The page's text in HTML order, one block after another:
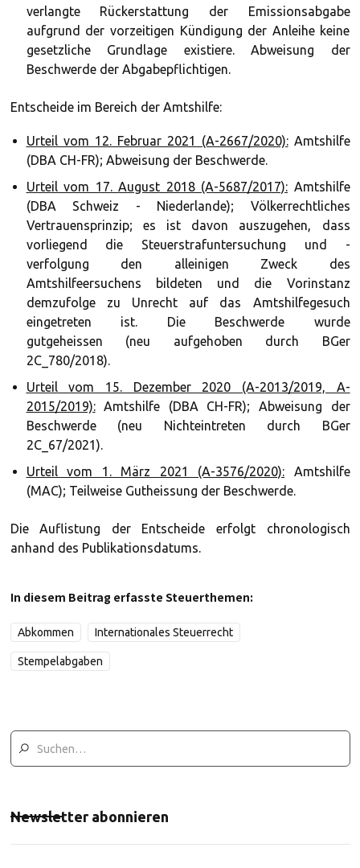
verlangte Rückerstattung der Emissionsabgabe
aufgrund der vorzeitigen Kündigung der Anleihe keine
gesetzliche Grundlage existiere. Abweisung der
Beschwerde der Abgabepflichtigen.
Entscheide im Bereich der Amtshilfe:
Urteil vom 12. Februar 2021 (A-2667/2020):Amtshilfe
(DBA CH-FR); Abweisung der Beschwerde.
Urteil vom 17. August 2018 (A-5687/2017): Amtshilfe
(DBA Schweiz - Niederlande); Völkerrechtliches
Vertrauensprinzip; es ist davon auszugehen, dass
vorliegend die Steuerstrafuntersuchung und -
verfolgung den alleinigen Zweck des
Amtshilfeersuchens bildeten und die Vorinstanz
demzufolge zu Unrecht auf das Amtshilfegesuch
eingetreten ist. Die Beschwerde wurde
gutgeheissen (neu aufgehoben durch BGer
2C_780/2018).
Urteil vom 15. Dezember 2020 (A-2013/2019, A-
2015/2019):Amtshilfe (DBA CH-FR); Abweisung der
Beschwerde (neu Nichteintreten durch BGer
2C_67/2021).
Urteil vom 1. März 2021 (A-3576/2020): Amtshilfe
(MAC); Teilweise Gutheissung der Beschwerde.
Die Auflistung der Entscheide erfolgt chronologisch
anhand des Publikationsdatums.
In diesem Beitrag erfasste Steuerthemen:
Abkommen Internationales Steuerrecht
Stempelabgaben
Newsletter abonnieren